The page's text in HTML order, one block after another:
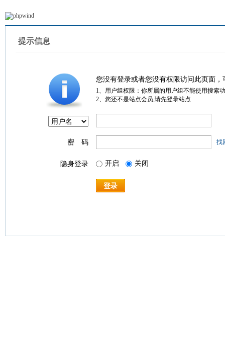
提示信息
您没有登录或者您没有权限访问此页面
1、用户组权限：你所属的用户组不能使用搜索
2、您还不是站点会员,请先登录站点
密 码 找
隐身登录 开启 关闭
登录